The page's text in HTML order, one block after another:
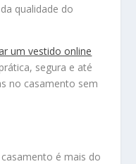
qualidade do
um vestido online
segura e até
no casamento sem
é mais do